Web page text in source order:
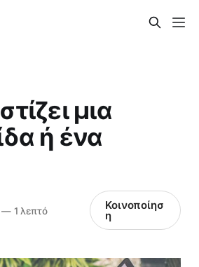
μια
ή ένα
—1 λεπτό
Κοινοποίησ
η